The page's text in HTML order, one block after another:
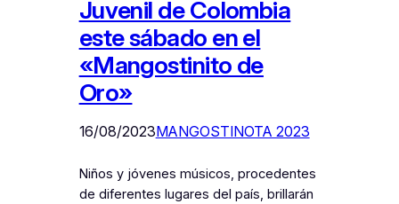
Juvenil de Colombia
este sábado en el
«Mangostinito de
Oro»
16/08/2023MANGOSTINOTA 2023
Niños y jóvenes músicos, procedentes
de diferentes lugares del país, brillarán